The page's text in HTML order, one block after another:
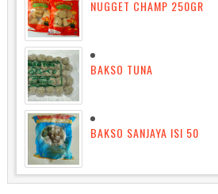
NUGGET CHAMP 250GR
BAKSO TUNA
BAKSO SANJAYA ISI 50